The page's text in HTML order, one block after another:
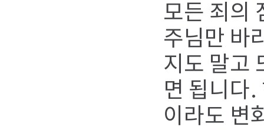
모든 죄의
주님만 바
지도 말고
면 됩니다
이라도 변